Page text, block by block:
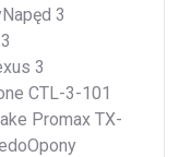
3
3
CTL-3-101
Promax TX-